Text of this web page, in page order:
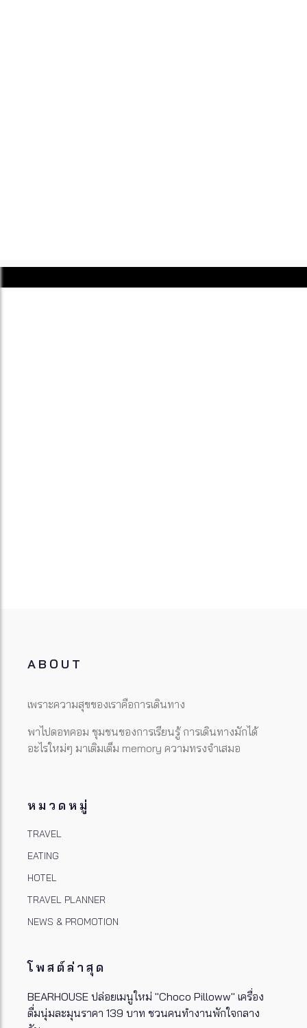
ABOUT
เพราะความสุขของเราคือการเดินทาง
พาไปดอทคอม ชุมชนของการเรียนรู้ การเดินทางมักได้
อะไรใหม่ๆ มาเติมเต็ม memory ความทรงจำเสมอ
หมวดหมู่
TRAVEL
EATING
HOTEL
TRAVEL PLANNER
NEWS & PROMOTION
โพสต์ล่าสุด
BEARHOUSE ปล่อยเมนูใหม่ "Choco Pilloww" เครื่อง
ดื่มนุ่มละมุนราคา 139 บาท ชวนคนทำงานพักใจกลาง